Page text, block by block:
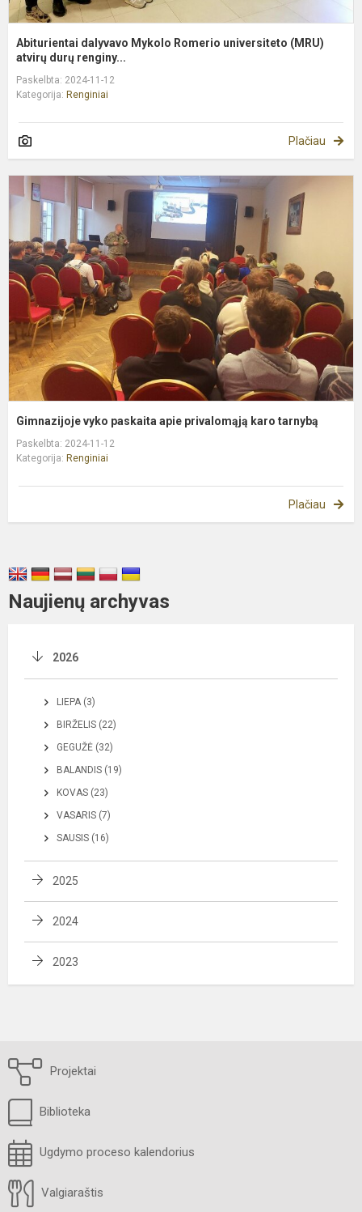
Abiturientai dalyvavo Mykolo Romerio universiteto (MRU)
atvirų durų renginy...
Paskelbta: 2024-11-12
Kategorija: Renginiai
Plačiau
Gimnazijoje vyko paskaita apie privalomąją karo tarnybą
Paskelbta: 2024-11-12
Kategorija: Renginiai
Plačiau
Naujienų archyvas
2026
LIEPA (3)
BIRŽELIS (22)
GEGUŽĖ (32)
BALANDIS (19)
KOVAS (23)
VASARIS (7)
SAUSIS (16)
2025
2024
2023
Projektai
Biblioteka
Ugdymo proceso kalendorius
Valgiaraštis